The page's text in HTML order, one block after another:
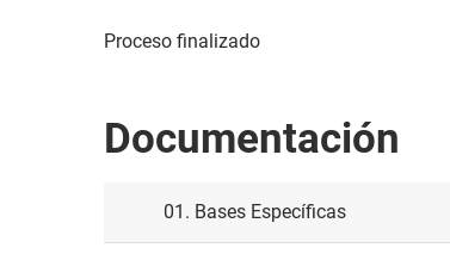
Proceso finalizado
Documentación
01. Bases Específicas